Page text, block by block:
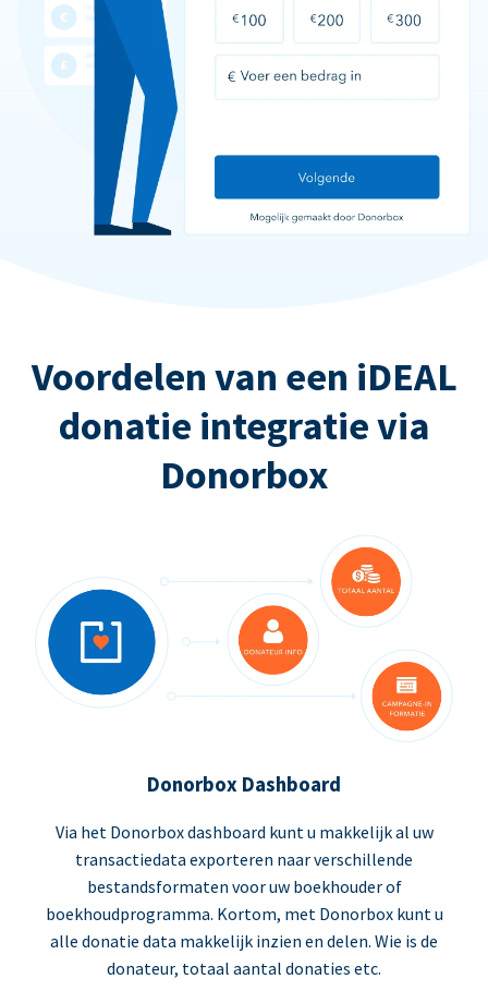
Voordelen van een iDEAL
donatie integratie via
Donorbox
Donorbox Dashboard
Via het Donorbox dashboard kunt u makkelijk al uw
transactiedata exporteren naar verschillende
bestandsformaten voor uw boekhouder of
boekhoudprogramma. Kortom, met Donorbox kunt u
alle donatie data makkelijk inzien en delen. Wie is de
donateur, totaal aantal donaties etc.